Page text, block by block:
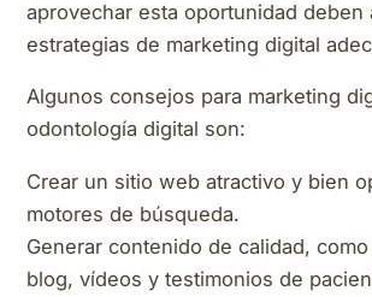
aprovechar esta oportunidad deben
estrategias de marketing digital
Algunos consejos para marketing
odontología digital son:
Crear un sitio web atractivo y bien
motores de búsqueda.
Generar contenido de calidad,
blog, vídeos y testimonios de